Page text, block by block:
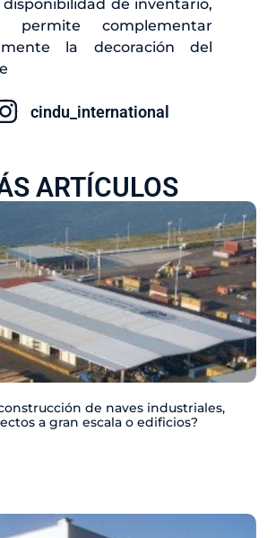
disponibilidad de inventario,
complementar
la decoración del
cindu_international
ARTÍCULOS
de naves industriales,
a gran escala o edificios?